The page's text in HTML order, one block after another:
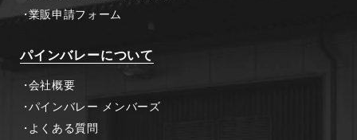
業販申請フォーム
パインバレーについて
会社概要
パインバレー メンバーズ
よくある質問